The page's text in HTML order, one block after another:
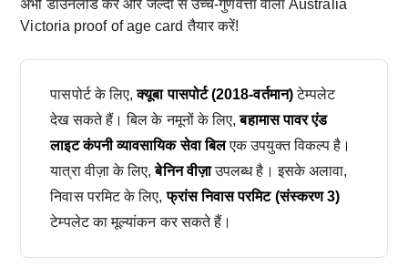
अभी डाउनलोड करें और जल्दी से उच्च-गुणवत्ता वाला Australia
Victoria proof of age card तैयार करें!
पासपोर्ट के लिए,क्यूबा पासपोर्ट (2018-वर्तमान)टेम्पलेट
देख सकते हैं। बिल के नमूनों के लिए,बहामास पावर एंड
लाइट कंपनी व्यावसायिक सेवा बिलएक उपयुक्त विकल्प है।
यात्रा वीज़ा के लिए,बेनिन वीज़ाउपलब्ध है। इसके अलावा,
निवास परमिट के लिए,फ्रांस निवास परमिट (संस्करण 3)
टेम्पलेट का मूल्यांकन कर सकते हैं।